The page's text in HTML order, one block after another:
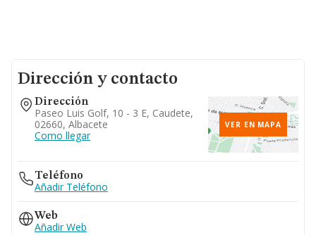
Dirección y contacto
Dirección
Paseo Luis Golf, 10 - 3 E, Caudete,
02660, Albacete
Como llegar
VER EN MAPA
Teléfono
Añadir Teléfono
Web
Añadir Web